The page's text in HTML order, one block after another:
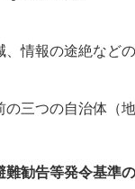
、情報の途絶など
の三つの自治体（
勧告等発令基準